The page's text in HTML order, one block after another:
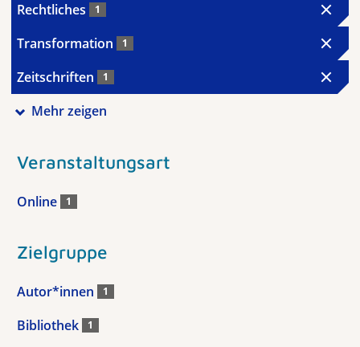
Rechtliches 1
Transformation 1
Zeitschriften 1
Mehr zeigen
Veranstaltungsart
Online 1
Zielgruppe
Autor*innen 1
Bibliothek 1